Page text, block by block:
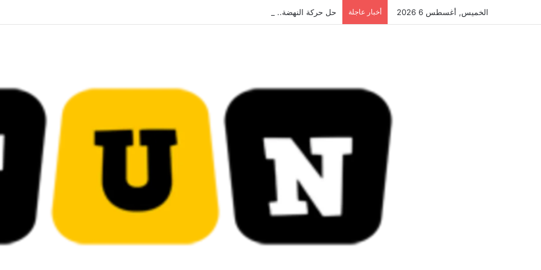
الخميس, أغسطس 6 2026 أخبار عاجلة حل حركة النهضة.. و احكام قضائية في قيادات حركة النهضة بألف و400عام سجــن……